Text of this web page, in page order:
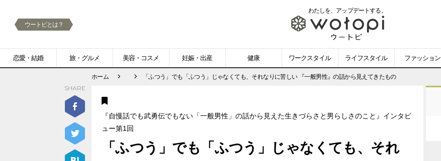
わたしを、 アップデートする。
wotopi
-
ウ
ピ
恋愛・結婚 旅・グルメ 美容・コスメ 妊娠・出産 健康 ワークスタイル ライフスタイル ファッション
ウートピとは？
ホーム 「ふつう」でも「ふつう」じゃなくても、それなりに苦しい 『一般男性』の話から見えてきたもの
『自慢話でも武勇伝でもない「一般男性」の話から見えた生きづらさと男らしさのこと』インタビ
ュー第1回
「ふつう」でも「ふつう」じゃなくても、それ
SHARE